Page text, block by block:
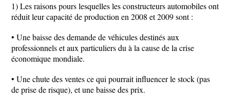
1) Les raisons pours lesquelles les constructeurs automobiles ont
réduit leur capacité de production en 2008 et 2009 sont :
• Une baisse des demande de véhicules destinés aux
professionnels et aux particuliers du à la cause de la crise
économique mondiale.
• Une chute des ventes ce qui pourrait influencer le stock (pas
de prise de risque), et une baisse des prix.